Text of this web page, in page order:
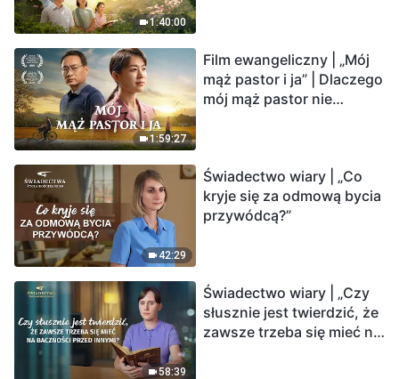
1:40:00
1:59:27
Film ewangeliczny | „Mój
mąż pastor i ja” | Dlaczego
mój mąż pastor nie
42:29
Świadectwo wiary | „Co
kryje się za odmową bycia
przywódcą?”
58:39
Świadectwo wiary | „Czy
słusznie jest twierdzić, że
zawsze trzeba się mieć na